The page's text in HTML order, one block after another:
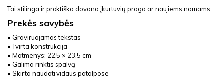
Tai stilinga ir praktiška dovana įkurtuvių proga ar naujiems namams.
Prekės savybės
• Graviruojamas tekstas
• Tvirta konstrukcija
• Matmenys: 22,5 × 23,5 cm
• Galima rinktis spalvą
• Skirta naudoti vidaus patalpose